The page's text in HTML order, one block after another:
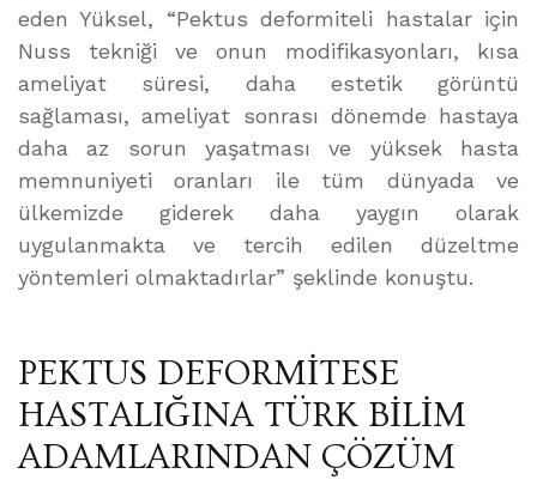
eden Yüksel, “Pektus deformiteli hastalar için
Nuss tekniği ve onun modifikasyonları, kısa
ameliyat süresi, daha estetik görüntü
sağlaması, ameliyat sonrası dönemde hastaya
daha az sorun yaşatması ve yüksek hasta
memnuniyeti oranları ile tüm dünyada ve
ülkemizde giderek daha yaygın olarak
uygulanmakta ve tercih edilen düzeltme
yöntemleri olmaktadırlar” şeklinde konuştu.
PEKTUS DEFORMİTESE
HASTALIĞINA TÜRK BİLİM
ADAMLARINDAN ÇÖZÜM